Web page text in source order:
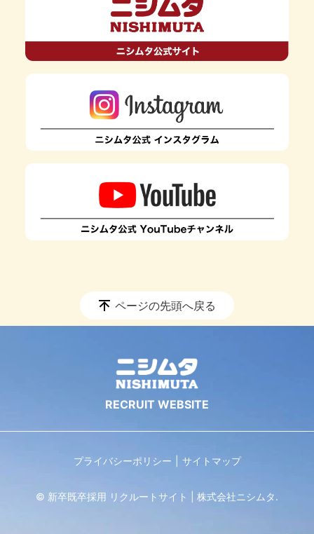
ページの先頭へ戻る
プライバシーポリシー サイトマップ
© 新卒既卒採用 リクルートサイト | 株式会社ニシムタ.